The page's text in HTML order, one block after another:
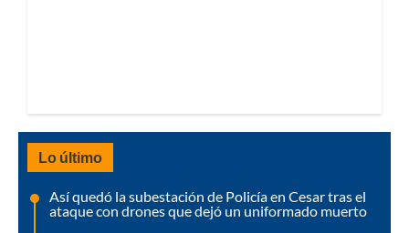
Lo último
Así quedó la subestación de Policía en Cesar tras el
ataque con drones que dejó un uniformado muerto